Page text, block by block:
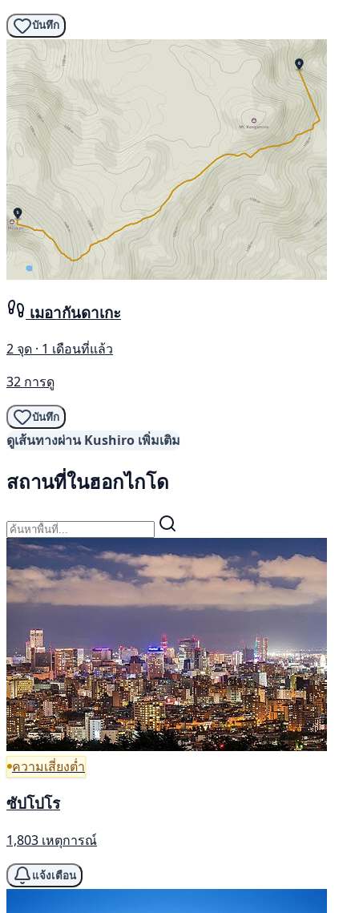
บันทึก
เมอากันดาเกะ
2 จุด · 1 เดือนที่แล้ว
32 การดู
บันทึก
ดูเส้นทางผ่าน Kushiro เพิ่มเติม
สถานที่ในฮอกไกโด
ความเสี่ยงต่ำ
ซัปโปโร
1,803 เหตุการณ์
แจ้งเตือน